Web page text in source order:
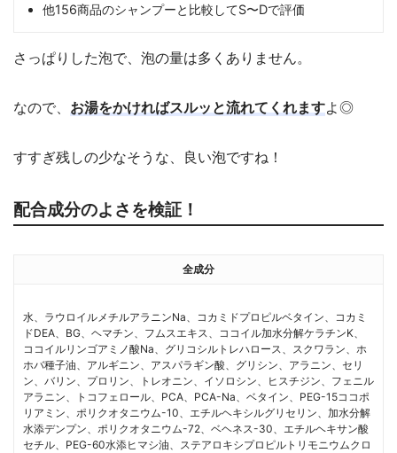
他156商品のシャンプーと比較してS〜Dで評価
さっぱりした泡で、泡の量は多くありません。
なので、 お湯をかければスルッと流れてくれますよ◎
すすぎ残しの少なそうな、良い泡ですね！
配合成分のよさを検証！
全成分
水、ラウロイルメチルアラニンNa、コカミドプロピルベタイン、コカミ
ドDEA、BG、ヘマチン、フムスエキス、ココイル加水分解ケラチンK、
ココイルリンゴアミノ酸Na、グリコシルトレハロース、スクワラン、ホ
ホバ種子油、アルギニン、アスパラギン酸、グリシン、アラニン、セリ
ン、バリン、プロリン、トレオニン、イソロシン、ヒスチジン、フェニル
アラニン、トコフェロール、PCA、PCA-Na、ベタイン、PEG-15ココポ
リアミン、ポリクオタニウム-10、エチルヘキシルグリセリン、加水分解
水添デンプン、ポリクオタニウム-72、ベヘネス-30、エチルヘキサン酸
セチル、PEG-60水添ヒマシ油、ステアロキシプロピルトリモニウムクロ